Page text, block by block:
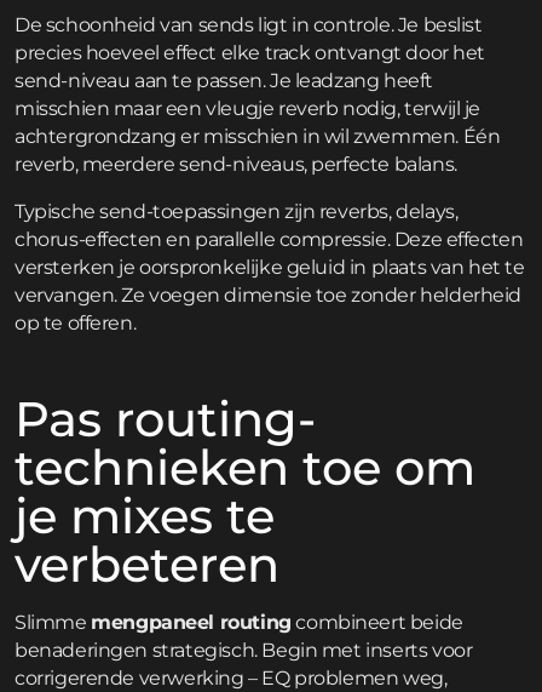
De schoonheid van sends ligt in controle. Je beslist
precies hoeveel effect elke track ontvangt door het
send-niveau aan te passen. Je leadzang heeft
misschien maar een vleugje reverb nodig, terwijl je
achtergrondzang er misschien in wil zwemmen. Één
reverb, meerdere send-niveaus, perfecte balans.
Typische send-toepassingen zijn reverbs, delays,
chorus-effecten en parallelle compressie. Deze effecten
versterken je oorspronkelijke geluid in plaats van het te
vervangen. Ze voegen dimensie toe zonder helderheid
op te offeren.
Pas routing-
technieken toe om
je mixes te
verbeteren
Slimme mengpaneel routing combineert beide
benaderingen strategisch. Begin met inserts voor
corrigerende verwerking – EQ problemen weg,